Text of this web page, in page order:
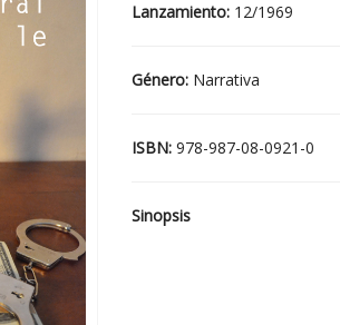
Lanzamiento: 12/1969
Género: Narrativa
ISBN: 978-987-08-0921-0
Sinopsis